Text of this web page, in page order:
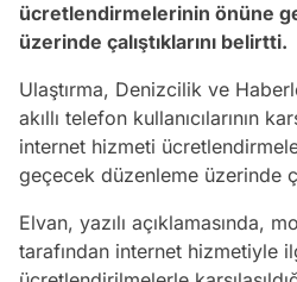
ücretlendirmelerinin önüne
üzerinde çalıştıklarını belirtti.
Ulaştırma, Denizcilik ve
akıllı telefon kullanıcılarının
internet hizmeti
geçecek düzenleme üzerinde
Elvan, yazılı açıklamasında,
tarafından internet hizmetiyle